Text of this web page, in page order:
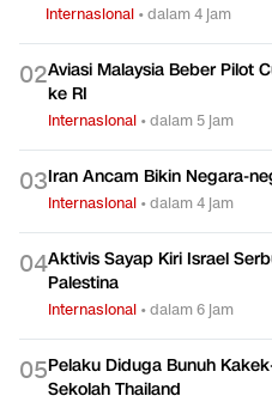
Internasional •dalam 4 jam
02Aviasi Malaysia Beber Pilot
ke RI
Internasional •dalam 5 jam
03Iran Ancam Bikin Negara-
Internasional •dalam 4 jam
04Aktivis Sayap Kiri Israel
Palestina
Internasional •dalam 6 jam
05Pelaku Diduga Bunuh
Sekolah Thailand